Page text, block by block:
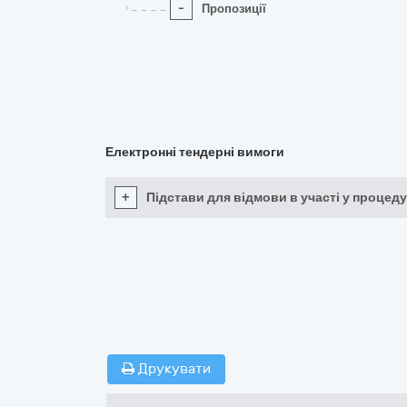
- Пропозиції
Електронні тендерні вимоги
+ Підстави для відмови в участі у
Друкувати